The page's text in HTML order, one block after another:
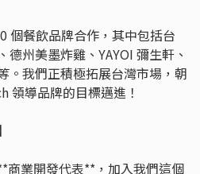
個餐飲品牌合作，其中包括台
州美墨炸雞、YAYOI 彌生軒、
。我們正積極拓展台灣市場，朝
領導品牌的目標邁進！
商業開發代表**，加入我們這個